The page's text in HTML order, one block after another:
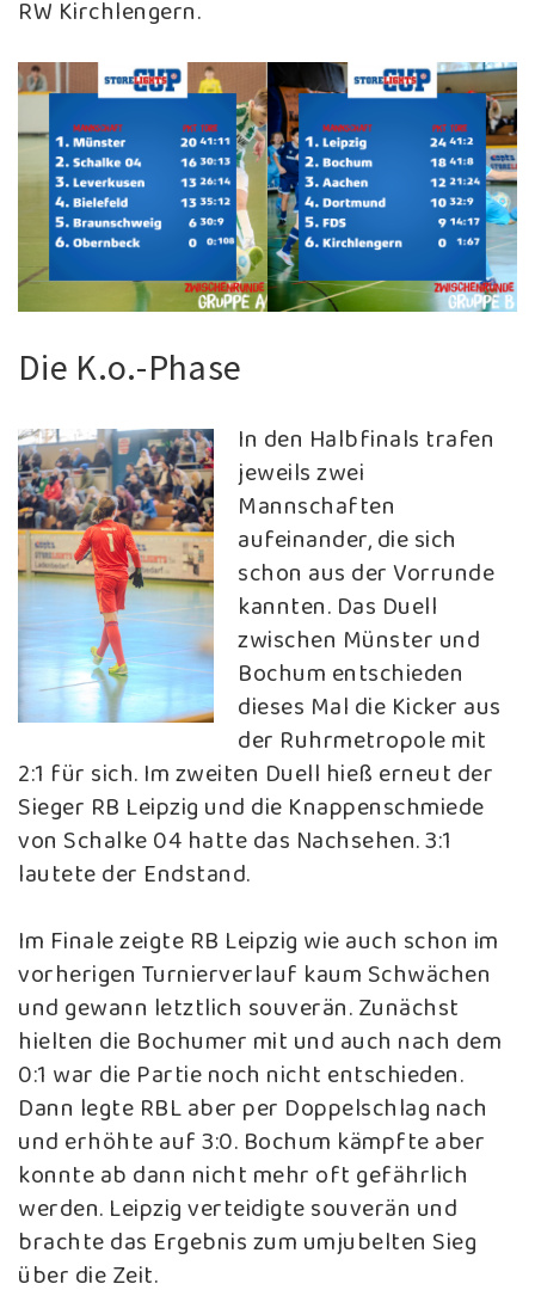
RW Kirchlengern.
Die K.o.-Phase
In den Halbfinals trafen
jeweils zwei
Mannschaften
aufeinander, die sich
schon aus der Vorrunde
kannten. Das Duell
zwischen Münster und
Bochum entschieden
dieses Mal die Kicker aus
der Ruhrmetropole mit
2:1 für sich. Im zweiten Duell hieß erneut der
Sieger RB Leipzig und die Knappenschmiede
von Schalke 04 hatte das Nachsehen. 3:1
lautete der Endstand.
Im Finale zeigte RB Leipzig wie auch schon im
vorherigen Turnierverlauf kaum Schwächen
und gewann letztlich souverän. Zunächst
hielten die Bochumer mit und auch nach dem
0:1 war die Partie noch nicht entschieden.
Dann legte RBL aber per Doppelschlag nach
und erhöhte auf 3:0. Bochum kämpfte aber
konnte ab dann nicht mehr oft gefährlich
werden. Leipzig verteidigte souverän und
brachte das Ergebnis zum umjubelten Sieg
über die Zeit.